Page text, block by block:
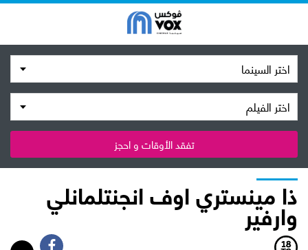
اختر السينما
اختر الفيلم
تفقد الأوقات و احجز
ذا مينستري اوف انجنتلمانلي
وارفير